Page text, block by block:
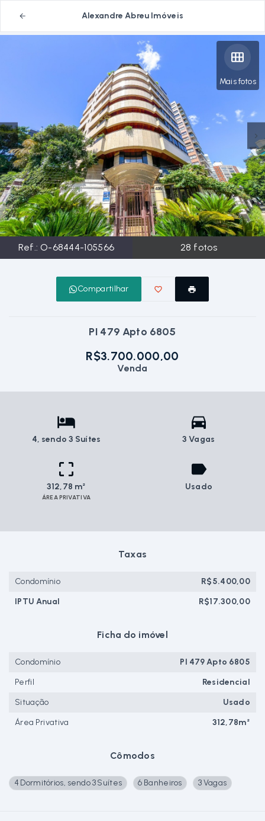
Alexandre Abreu Imóveis
Mais fotos
Ref.: O-68444-105566 28 fotos
Compartilhar
PI 479 Apto 6805
R$3.700.000,00
Venda
4, sendo 3 Suítes 3 Vagas
312,78 m²
ÁREA PRIVATIVA
Usado
Cômodos
4 Dormitórios, sendo 3 Suítes 6 Banheiros 3 Vagas
Taxas
Condomínio
R$5.400,00
IPTU Anual
R$17.300,00
Ficha do imóvel
Condomínio
PI 479 Apto 6805
Perfil
Residencial
Situação
Usado
Área Privativa
312,78m²